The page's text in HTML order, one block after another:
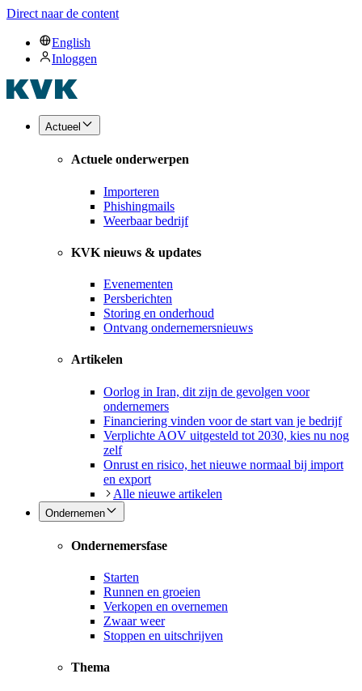
Direct naar de content
English
Inloggen
Actueel
Actuele onderwerpen
Importeren
Phishingmails
Weerbaar bedrijf
KVK nieuws & updates
Evenementen
Persberichten
Storing en onderhoud
Ontvang ondernemersnieuws
Artikelen
Oorlog in Iran, dit zijn de gevolgen voor
ondernemers
Financiering vinden voor de start van je bedrijf
Verplichte AOV uitgesteld tot 2030, kies nu nog
zelf
Onrust en risico, het nieuwe normaal bij import
en export
Alle nieuwe artikelen
Ondernemen
Ondernemersfase
Starten
Runnen en groeien
Verkopen en overnemen
Zwaar weer
Stoppen en uitschrijven
Thema